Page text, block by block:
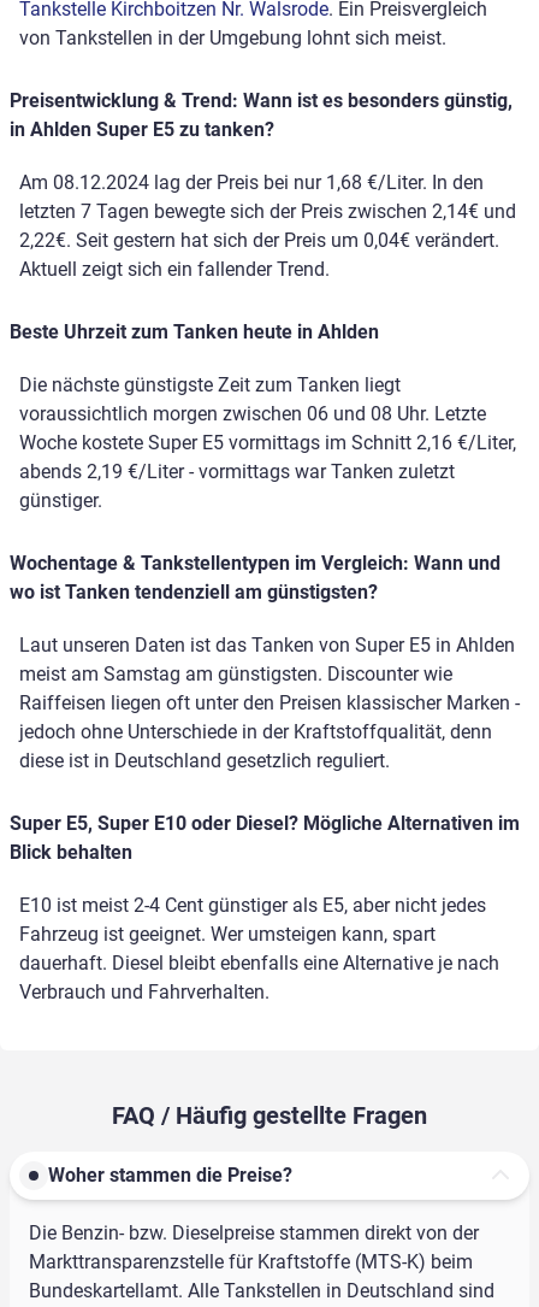
Tankstelle Kirchboitzen Nr. Walsrode. Ein Preisvergleich
von Tankstellen in der Umgebung lohnt sich meist.
Preisentwicklung & Trend: Wann ist es besonders günstig,
in Ahlden Super E5 zu tanken?
Am 08.12.2024 lag der Preis bei nur 1,68 €/Liter. In den
letzten 7 Tagen bewegte sich der Preis zwischen 2,14€ und
2,22€. Seit gestern hat sich der Preis um 0,04€ verändert.
Aktuell zeigt sich ein fallender Trend.
Beste Uhrzeit zum Tanken heute in Ahlden
Die nächste günstigste Zeit zum Tanken liegt
voraussichtlich morgen zwischen 06 und 08 Uhr. Letzte
Woche kostete Super E5 vormittags im Schnitt 2,16 €/Liter,
abends 2,19 €/Liter - vormittags war Tanken zuletzt
günstiger.
Wochentage & Tankstellentypen im Vergleich: Wann und
wo ist Tanken tendenziell am günstigsten?
Laut unseren Daten ist das Tanken von Super E5 in Ahlden
meist am Samstag am günstigsten. Discounter wie
Raiffeisen liegen oft unter den Preisen klassischer Marken -
jedoch ohne Unterschiede in der Kraftstoffqualität, denn
diese ist in Deutschland gesetzlich reguliert.
Super E5, Super E10 oder Diesel? Mögliche Alternativen im
Blick behalten
E10 ist meist 2-4 Cent günstiger als E5, aber nicht jedes
Fahrzeug ist geeignet. Wer umsteigen kann, spart
dauerhaft. Diesel bleibt ebenfalls eine Alternative je nach
Verbrauch und Fahrverhalten.
FAQ / Häufig gestellte Fragen
Woher stammen die Preise?
Die Benzin- bzw. Dieselpreise stammen direkt von der
Markttransparenzstelle für Kraftstoffe (MTS-K) beim
Bundeskartellamt. Alle Tankstellen in Deutschland sind